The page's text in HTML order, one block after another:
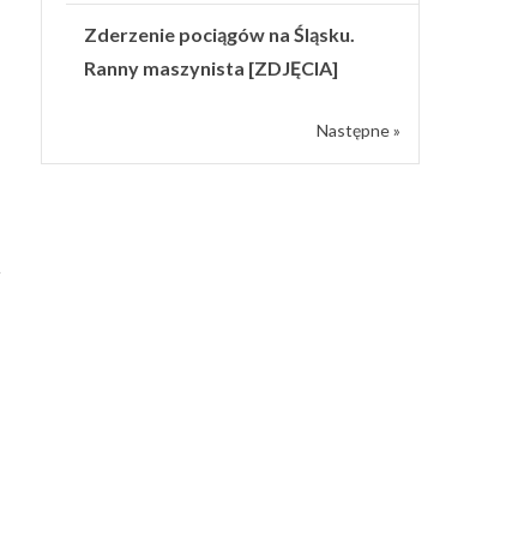
Zderzenie pociągów na Śląsku.
Ranny maszynista [ZDJĘCIA]
Następne »